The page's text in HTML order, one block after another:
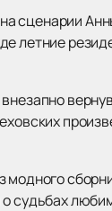
сценарии
летние
модного
о судьбах